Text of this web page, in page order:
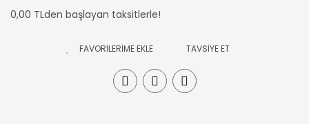
0,00 TLden başlayan taksitlerle!
TAVSİYE ET